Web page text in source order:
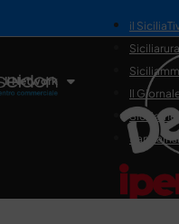
Il Network
il
Il